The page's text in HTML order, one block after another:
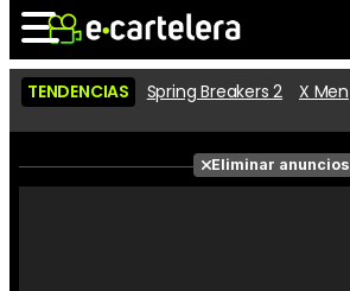
Noticias Cartelera
TENDENCIAS Spring Breakers 2 X Men
Eliminar anuncios